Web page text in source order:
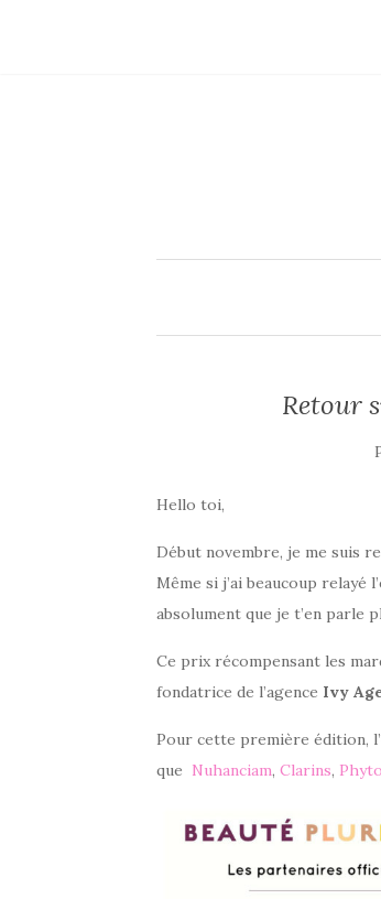
Retour
Hello toi,
Début novembre, je me suis
Même si j’ai beaucoup relayé
absolument que je t’en parle
Ce prix récompensant les
fondatrice de l’agence Ivy
Pour cette première édition,
que Nuhanciam, Clarins,